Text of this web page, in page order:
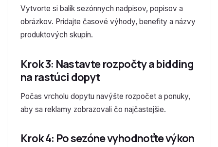
Vytvorte si balík sezónnych nadpisov, popisov a
obrázkov. Pridajte časové výhody, benefity a názvy
produktových skupín.
Krok 3: Nastavte rozpočty a bidding
na rastúci dopyt
Počas vrcholu dopytu navýšte rozpočet a ponuky,
aby sa reklamy zobrazovali čo najčastejšie.
Krok 4: Po sezóne vyhodnoťte výkon